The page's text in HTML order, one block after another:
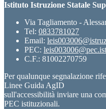
Istituto Istruzione Statale
Via Tagliamento -
Tel: 0833781027
Email:
PEC:
C.F.: 81002270759
Per qualunque segnalazione
Linee Guida AgID
sull'accessibilità inviare una
PEC istituzionali.